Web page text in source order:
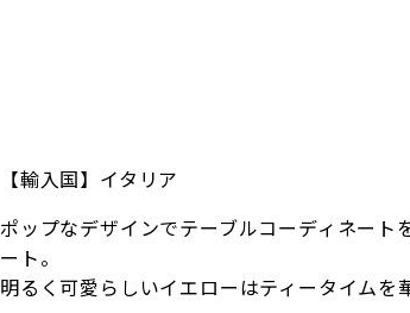
【輸入国】イタリア
ポップなデザインでテーブルコーディネート
ート。
明るく可愛らしいイエローはティータイムを